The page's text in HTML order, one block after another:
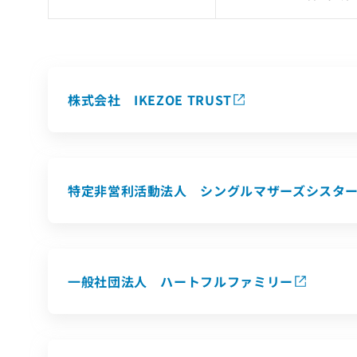
株式会社 IKEZOE TRUST
特定非営利活動法人 シングルマザーズシスタ
一般社団法人 ハートフルファミリー